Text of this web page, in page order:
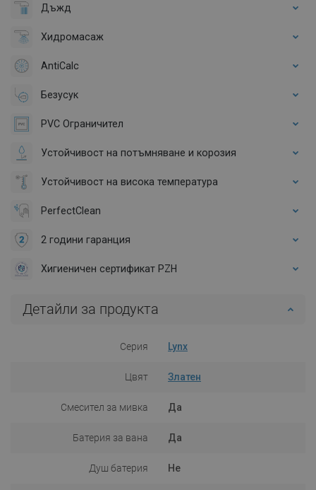
Дъжд
Хидромасаж
AntiCalc
Безусук
PVC Ограничител
Устойчивост на потъмняване и корозия
Устойчивост на висока температура
PerfectClean
2 години гаранция
Хигиеничен сертификат PZH
Детайли за продукта
Серия Lynx
Цвят Златен
Смесител за мивка Да
Батерия за вана Да
Душ батерия Не